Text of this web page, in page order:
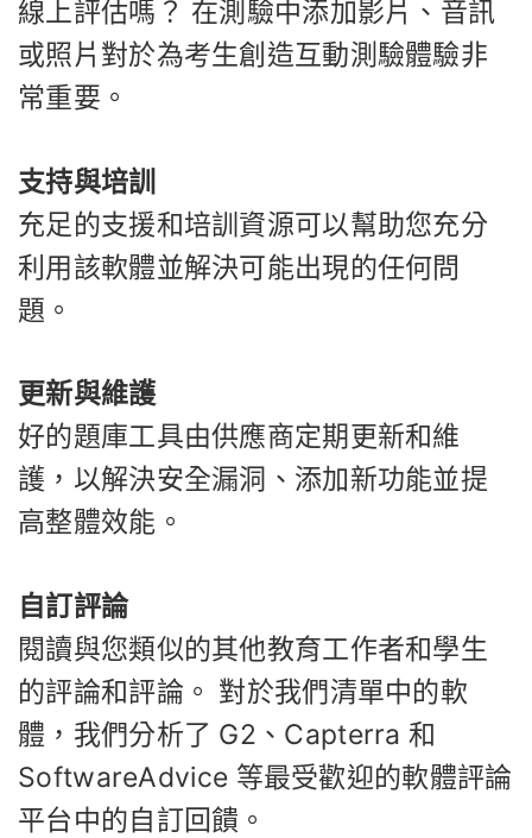
線上評估嗎？ 在測驗中添加影片、音訊
或照片對於為考生創造互動測驗體驗非
常重要。
支持與培訓
充足的支援和培訓資源可以幫助您充分
利用該軟體並解決可能出現的任何問
題。
更新與維護
好的題庫工具由供應商定期更新和維
護，以解決安全漏洞、添加新功能並提
高整體效能。
自訂評論
閱讀與您類似的其他教育工作者和學生
的評論和評論。 對於我們清單中的軟
體，我們分析了 G2、Capterra 和
SoftwareAdvice 等最受歡迎的軟體評論
平台中的自訂回饋。